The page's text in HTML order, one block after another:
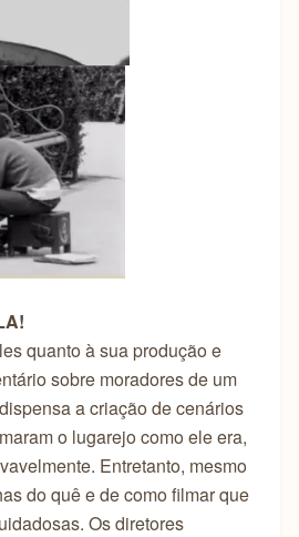
quanto à sua produção e
sobre moradores de um
a criação de cenários
o lugarejo como ele era,
Entretanto, mesmo
do quê e de como filmar que
Os diretores